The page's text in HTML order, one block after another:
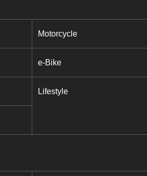
Motorcycle
e-Bike
Lifestyle